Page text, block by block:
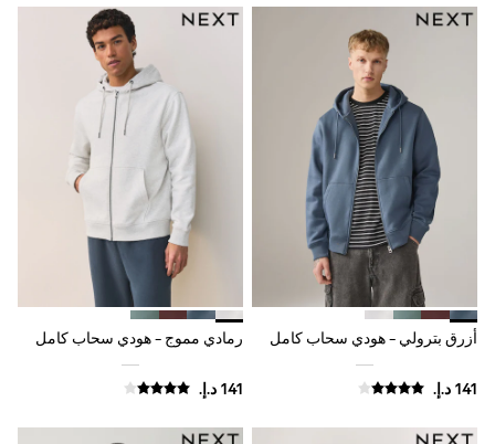
Trousers
Skirts
Shirts
Polo Shirts
Sweatshirts
Cardigans
Coats & Jackets
Underwear
Socks & Tights
Multipacks
All Girls Sports & Swimwear
Trainers & Pumps
Swimwear
Tops
Leggings
Shorts
Joggers
adidas
Nike
Shoes
أزرق بترولي - هودي سحاب كامل رمادي مموج - هودي سحاب كامل